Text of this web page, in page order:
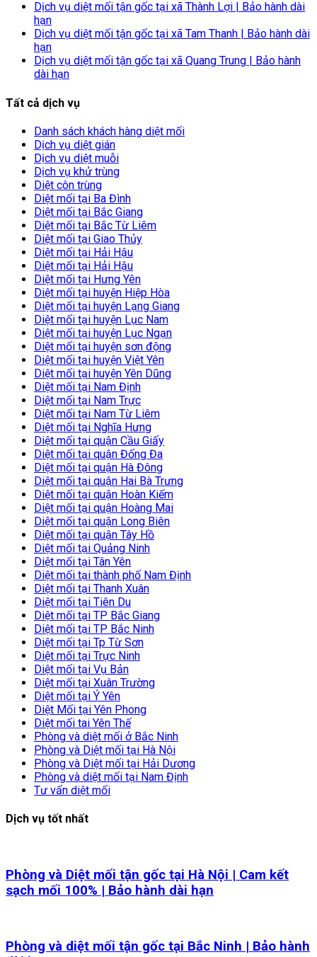
Dịch vụ diệt mối tận gốc tại xã Thành Lợi | Bảo hành dài
hạn
Dịch vụ diệt mối tận gốc tại xã Tam Thanh | Bảo hành dài
hạn
Dịch vụ diệt mối tận gốc tại xã Quang Trung | Bảo hành
dài hạn
Tất cả dịch vụ
Danh sách khách hàng diệt mối
Dịch vụ diệt gián
Dịch vụ diệt muỗi
Dịch vụ khử trùng
Diệt côn trùng
Diệt mối tại Ba Đình
Diệt mối tại Bắc Giang
Diệt mối tại Bắc Từ Liêm
Diệt mối tại Giao Thủy
Diệt mối tại Hải Hậu
Diệt mối tại Hải Hậu
Diệt mối tại Hưng Yên
Diệt mối tại huyện Hiệp Hòa
Diệt mối tại huyện Lạng Giang
Diệt mối tại huyện Lục Nam
Diệt mối tại huyện Lục Ngạn
Diệt mối tại huyện sơn động
Diệt mối tại huyện Việt Yên
Diệt mối tại huyện Yên Dũng
Diệt mối tại Nam Định
Diệt mối tại Nam Trực
Diệt mối tại Nam Từ Liêm
Diệt mối tại Nghĩa Hưng
Diệt mối tại quận Cầu Giấy
Diệt mối tại quận Đống Đa
Diệt mối tại quận Hà Đông
Diệt mối tại quận Hai Bà Trưng
Diệt mối tại quận Hoàn Kiếm
Diệt mối tại quận Hoàng Mai
Diệt mối tại quận Long Biên
Diệt mối tại quận Tây Hồ
Diệt mối tại Quảng Ninh
Diệt mối tại Tân Yên
Diệt mối tại thành phố Nam Định
Diệt mối tại Thanh Xuân
Diệt mối tại Tiên Du
Diệt mối tại TP Bắc Giang
Diệt mối tại TP Bắc Ninh
Diệt mối tại Tp Từ Sơn
Diệt mối tại Trực Ninh
Diệt mối tại Vụ Bản
Diệt mối tại Xuân Trường
Diệt mối tại Ý Yên
Diệt Mối tại Yên Phong
Diệt mối tai Yên Thế
Phòng và diệt mối ở Bắc Ninh
Phòng và Diệt mối tại Hà Nội
Phòng và Diệt mối tại Hải Dương
Phòng và diệt mối tại Nam Định
Tư vấn diệt mối
Dịch vụ tốt nhất
Phòng và Diệt mối tận gốc tại Hà Nội | Cam kết
sạch mối 100% | Bảo hành dài hạn
Phòng và diệt mối tận gốc tại Bắc Ninh | Bảo hành